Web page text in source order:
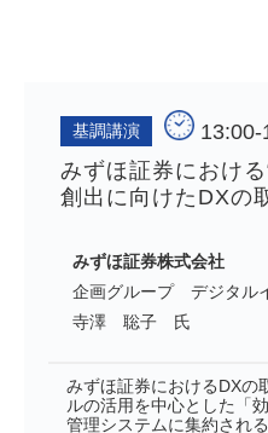
基調講演
13:00-
みずほ証券におけ
創出に向けたDXの
みずほ証券株式会社
企画グループ デジタル
寺澤 聡子 氏
みずほ証券におけるDXの
ルの活用を中心とした「
管理システムに集約され